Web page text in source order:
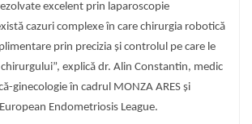
excelent prin laparoscopie
cazuri complexe în care chirurgia robotică
prin precizia și controlul pe care le
explică dr. Alin Constantin, medic
ginecologie în cadrul MONZA ARES și
Endometriosis League.